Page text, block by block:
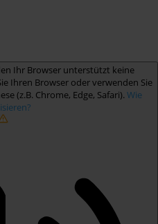
Ihr Browser unterstützt keine
Ihren Browser oder verwenden Sie
(z.B. Chrome, Edge, Safari). Wie